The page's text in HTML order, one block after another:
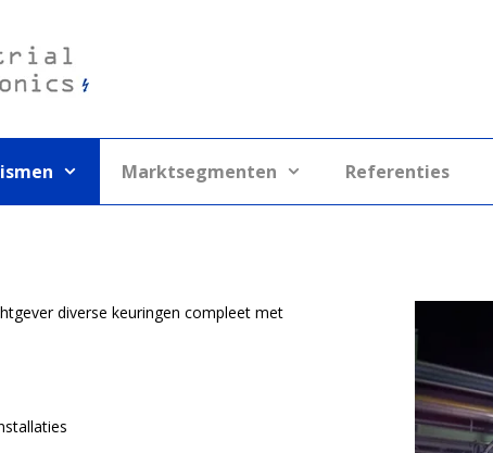
Marktsegmenten Referenties
diverse keuringen compleet met